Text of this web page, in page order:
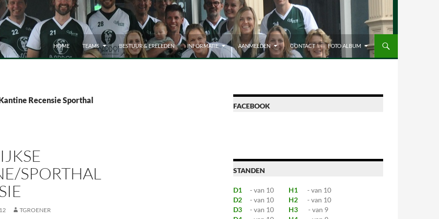
HOME TEAMS BESTUUR & ERELEDEN INFORMATIE AANMELDEN CONTACT FOTO ALBUM
Recensie Sporthal
SPORTHAL
TGROENER
FACEBOOK
STANDEN
D1 - van 10 H1
- van 10
D2
- van 10 H2
- van 10
D3
- van 10 H3
- van 9